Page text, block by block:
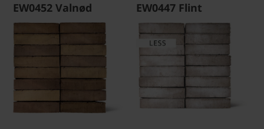
EW0452 Valnød EW0447 Flint